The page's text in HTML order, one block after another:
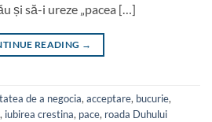
și să-i ureze „pacea […]
READING →
de a negocia, acceptare, bucurie,
, iubirea crestina, pace, roada Duhului